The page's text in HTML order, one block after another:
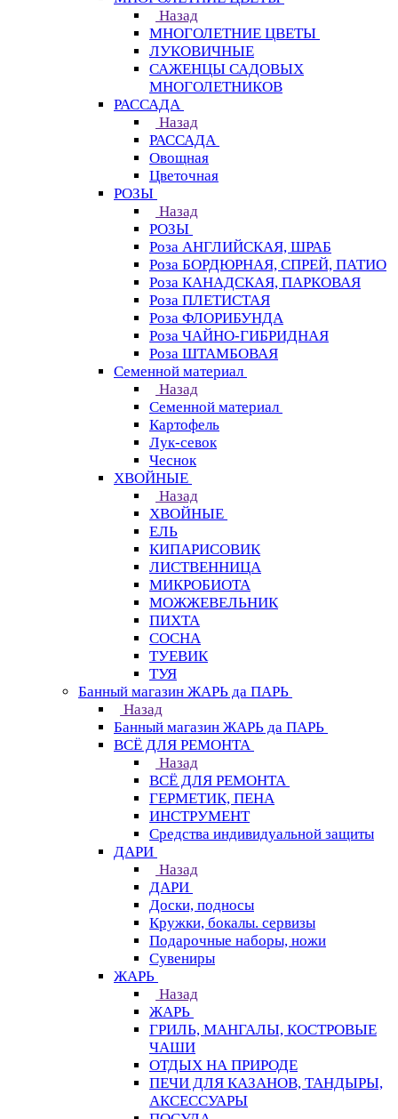
Назад
МНОГОЛЕТНИЕ ЦВЕТЫ
ЛУКОВИЧНЫЕ
САЖЕНЦЫ САДОВЫХ
МНОГОЛЕТНИКОВ
РАССАДА
Назад
РАССАДА
Овощная
Цветочная
РОЗЫ
Назад
РОЗЫ
Роза АНГЛИЙСКАЯ, ШРАБ
Роза БОРДЮРНАЯ, СПРЕЙ, ПАТИО
Роза КАНАДСКАЯ, ПАРКОВАЯ
Роза ПЛЕТИСТАЯ
Роза ФЛОРИБУНДА
Роза ЧАЙНО-ГИБРИДНАЯ
Роза ШТАМБОВАЯ
Семенной материал
Назад
Семенной материал
Картофель
Лук-севок
Чеснок
ХВОЙНЫЕ
Назад
ХВОЙНЫЕ
ЕЛЬ
КИПАРИСОВИК
ЛИСТВЕННИЦА
МИКРОБИОТА
МОЖЖЕВЕЛЬНИК
ПИХТА
СОСНА
ТУЕВИК
ТУЯ
Банный магазин ЖАРЬ да ПАРЬ
Назад
Банный магазин ЖАРЬ да ПАРЬ
ВСЁ ДЛЯ РЕМОНТА
Назад
ВСЁ ДЛЯ РЕМОНТА
ГЕРМЕТИК, ПЕНА
ИНСТРУМЕНТ
Средства индивидуальной защиты
ДАРИ
Назад
ДАРИ
Доски, подносы
Кружки, бокалы. сервизы
Подарочные наборы, ножи
Сувениры
ЖАРЬ
Назад
ЖАРЬ
ГРИЛЬ, МАНГАЛЫ, КОСТРОВЫЕ
ЧАШИ
ОТДЫХ НА ПРИРОДЕ
ПЕЧИ ДЛЯ КАЗАНОВ, ТАНДЫРЫ,
АКСЕССУАРЫ